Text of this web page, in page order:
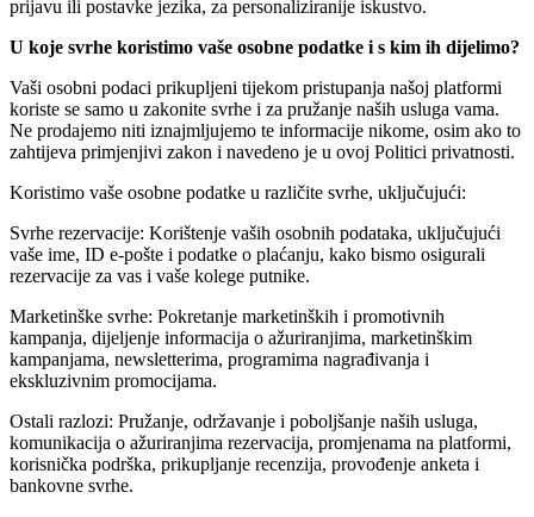
prijavu ili postavke jezika, za personaliziranije iskustvo.
U koje svrhe koristimo vaše osobne podatke i s kim ih dijelimo?
Vaši osobni podaci prikupljeni tijekom pristupanja našoj platformi
koriste se samo u zakonite svrhe i za pružanje naših usluga vama.
Ne prodajemo niti iznajmljujemo te informacije nikome, osim ako to
zahtijeva primjenjivi zakon i navedeno je u ovoj Politici privatnosti.
Koristimo vaše osobne podatke u različite svrhe, uključujući:
Svrhe rezervacije: Korištenje vaših osobnih podataka, uključujući
vaše ime, ID e-pošte i podatke o plaćanju, kako bismo osigurali
rezervacije za vas i vaše kolege putnike.
Marketinške svrhe: Pokretanje marketinških i promotivnih
kampanja, dijeljenje informacija o ažuriranjima, marketinškim
kampanjama, newsletterima, programima nagrađivanja i
ekskluzivnim promocijama.
Ostali razlozi: Pružanje, održavanje i poboljšanje naših usluga,
komunikacija o ažuriranjima rezervacija, promjenama na platformi,
korisnička podrška, prikupljanje recenzija, provođenje anketa i
bankovne svrhe.